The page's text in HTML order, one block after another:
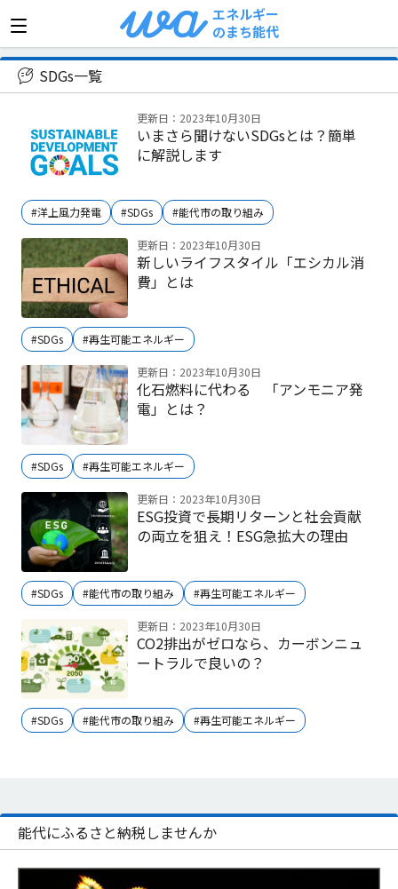
エネルギー
のまち能代
SDGs一覧
更新日：2023年10月30日
いまさら聞けないSDGsとは？簡単
に解説します
#洋上風力発電 #SDGs #能代市の取り組み
更新日：2023年10月30日
新しいライフスタイル「エシカル消
費」とは
#SDGs #再生可能エネルギー
更新日：2023年10月30日
化石燃料に代わる 「アンモニア発
電」とは？
#SDGs #再生可能エネルギー
更新日：2023年10月30日
ESG投資で長期リターンと社会貢献
の両立を狙え！ESG急拡大の理由
#SDGs #能代市の取り組み #再生可能エネルギー
更新日：2023年10月30日
CO2排出がゼロなら、カーボンニュ
ートラルで良いの？
#SDGs #能代市の取り組み #再生可能エネルギー
能代にふるさと納税しませんか